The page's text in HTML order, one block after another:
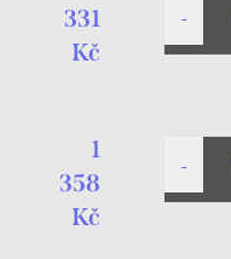
331
Kč
1
358
Kč